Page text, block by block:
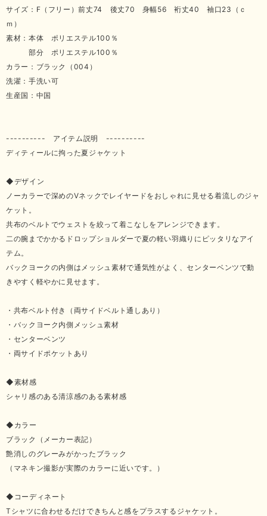
サイズ：F（フリー）前丈74 後丈70 身幅56 裄丈40 袖口23（ｃ
ｍ）
素材：本体 ポリエステル100％
部分 ポリエステル100％
カラー：ブラック（004）
洗濯：手洗い可
生産国：中国
---------- アイテム説明 ----------
ディティールに拘った夏ジャケット
◆デザイン
ノーカラーで深めのVネックでレイヤードをおしゃれに見せる着流しのジャ
ケット。
共布のベルトでウェストを絞って着こなしをアレンジできます。
二の腕までかかるドロップショルダーで夏の軽い羽織りにピッタリなアイ
テム。
バックヨークの内側はメッシュ素材で通気性がよく、センターベンツで動
きやすく軽やかに見せます。
・共布ベルト付き（両サイドベルト通しあり）
・バックヨーク内側メッシュ素材
・センターベンツ
・両サイドポケットあり
◆素材感
シャリ感のある清涼感のある素材感
◆カラー
ブラック（メーカー表記）
艶消しのグレーみがかったブラック
（マネキン撮影が実際のカラーに近いです。）
◆コーディネート
Tシャツに合わせるだけできちんと感をプラスするジャケット。